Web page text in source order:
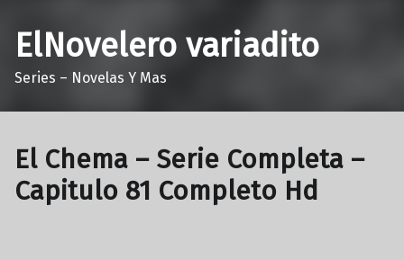
ElNovelero variadito
Series – Novelas Y Mas
El Chema – Serie Completa –
Capitulo 81 Completo Hd